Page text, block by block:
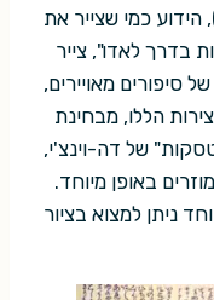
הוקוסאי (1760-1849), הידוע כמי שצייר את
הר פוג'י" ו-"101 תחנות בדרך לאדו", צייר
סיפורים מאויירים,
הללו, מבחינת
של דה-וינצ'י,
באופן מיוחד.
ניתן למצוא בציור